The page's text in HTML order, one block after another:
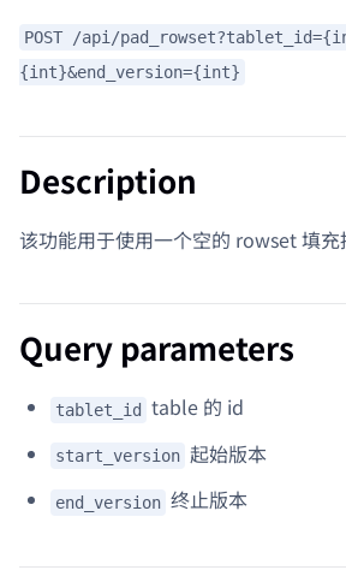
POST /api/
{int}&end_version={int}
Description
该功能用于使用一个空的 rowset 填充
Query parameters
tablet_id table 的 id
start_version 起始版本
end_version 终止版本